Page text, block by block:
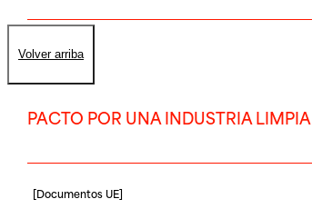
Volver arriba
PACTO POR UNA INDUSTRIA LIMPIA
[Documentos UE]